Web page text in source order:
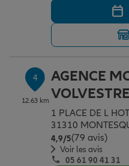
Tous nos devis d'assurance
4
12.63 km
AGENCE
VOLVESTRE
1 PLACE DE L
31310
4,9/5Note de 4.9 sur 5
(79 avis)
Voir les avis
05 61 90 41 31